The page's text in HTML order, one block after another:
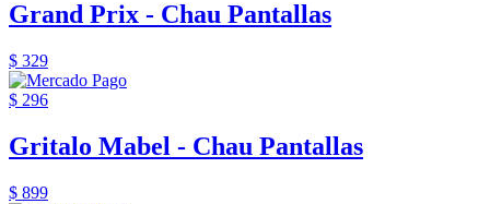
Grand Prix - Chau Pantallas
$ 329
$ 296
Gritalo Mabel - Chau Pantallas
$ 899